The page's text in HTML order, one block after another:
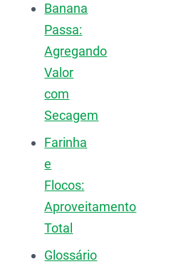
Banana
Passa:
Agregando
Valor
com
Secagem
Farinha
e
Flocos:
Aproveitamento
Total
Glossário